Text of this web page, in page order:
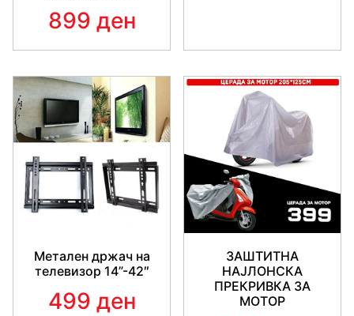
899 ден
Метален држач на
телевизор 14”-42″
499 ден
ЗАШТИТНА
НАЈЛОНСКА
ПРЕКРИВКА ЗА
МОТОР